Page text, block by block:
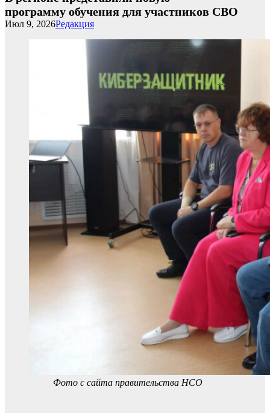
программу обучения для участников СВО
Редакция
Июл 9, 2026
Фото с сайта правительства НСО